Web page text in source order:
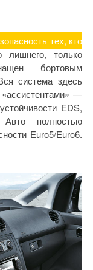
тех, кто
только
бортовым
система здесь
—
EDS,
полностью
Euro5/Euro6.